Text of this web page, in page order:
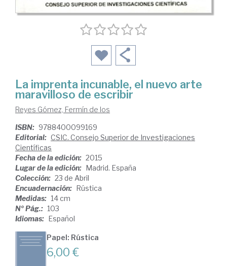
La imprenta incunable, el nuevo arte
maravilloso de escribir
Reyes Gómez, Fermín de los
ISBN: 9788400099169
Editorial: CSIC. Consejo Superior de Investigaciones
Científicas
Fecha de la edición: 2015
Lugar de la edición: Madrid. España
Colección: 23 de Abril
Encuadernación: Rústica
Medidas: 14 cm
Nº Pág.: 103
Idiomas: Español
Papel: Rústica
6,00 €